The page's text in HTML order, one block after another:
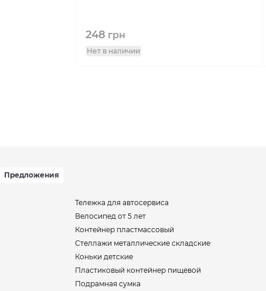
248 грн
Нет в наличии
Предложения
Тележка для автосервиса
Велосипед от 5 лет
Контейнер пластмассовый
Стеллажи металлические складские
Коньки детские
Пластиковый контейнер пищевой
Подрамная сумка